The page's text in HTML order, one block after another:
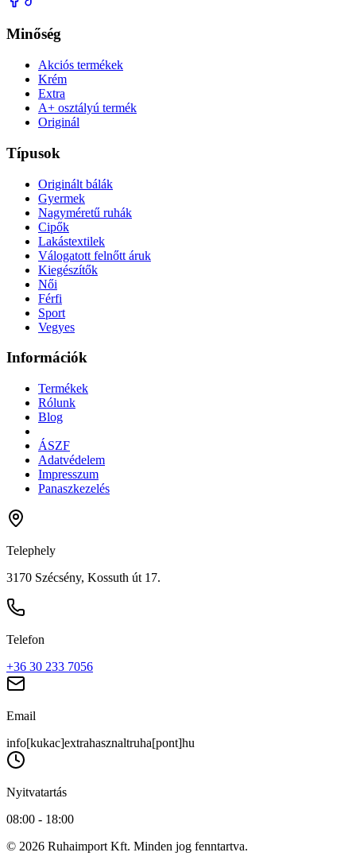
Minőség
Akciós termékek
Krém
Extra
A+ osztályú termék
Originál
Típusok
Originált bálák
Gyermek
Nagyméretű ruhák
Cipők
Lakástextilek
Válogatott felnőtt áruk
Kiegészítők
Női
Férfi
Sport
Vegyes
Információk
Termékek
Rólunk
Blog
ÁSZF
Adatvédelem
Impresszum
Panaszkezelés
Telephely
3170 Szécsény, Kossuth út 17.
Telefon
+36 30 233 7056
Email
info[kukac]extrahasznaltruha[pont]hu
Nyitvatartás
08:00 - 18:00
© 2026 Ruhaimport Kft. Minden jog fenntartva.